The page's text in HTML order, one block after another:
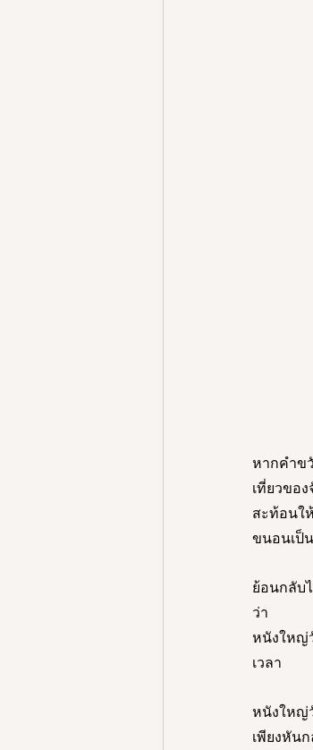
หากคำข
เที่ยวขอ
สะท้อนใ
ขนอนเป็
ย้อนกลับ
ว่า
หนังใหญ่
เวลา
หนังใหญ่
เพียงหัน